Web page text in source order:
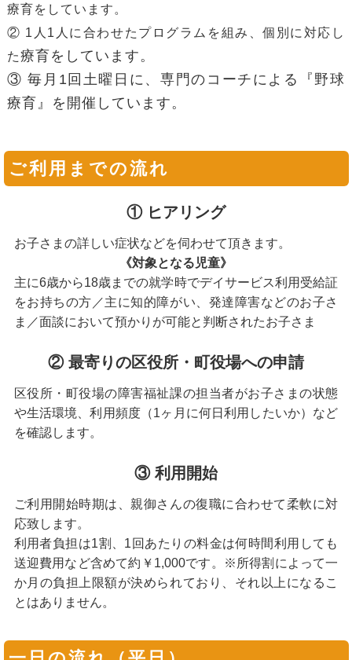
療育をしています。
② 1人1人に合わせたプログラムを組み、個別に対応し
た療育をしています。
③ 毎月1回土曜日に、専門のコーチによる『野球
療育』を開催しています。
ご利用までの流れ
① ヒアリング
お子さまの詳しい症状などを伺わせて頂きます。
《対象となる児童》
主に6歳から18歳までの就学時でデイサービス利用受給証
をお持ちの方／主に知的障がい、発達障害などのお子さ
ま／面談において預かりが可能と判断されたお子さま
② 最寄りの区役所・町役場への申請
区役所・町役場の障害福祉課の担当者がお子さまの状態
や生活環境、利用頻度（1ヶ月に何日利用したいか）など
を確認します。
③ 利用開始
ご利用開始時期は、親御さんの復職に合わせて柔軟に対
応致します。
利用者負担は1割、1回あたりの料金は何時間利用しても
送迎費用など含めて約￥1,000です。※所得割によって一
か月の負担上限額が決められており、それ以上になるこ
とはありません。